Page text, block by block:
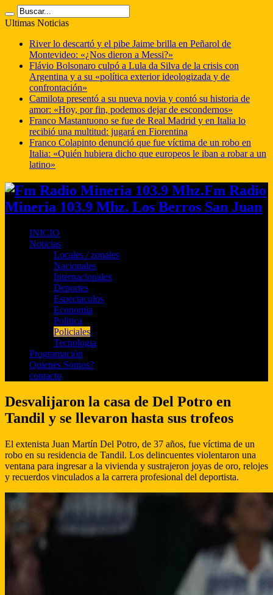
Ultimas Noticias
River lo descartó y el pibe Jaime brilla en Peñarol de
Montevideo: «¿Nos dieron a Messi?»
Flávio Bolsonaro culpó a Lula da Silva de la crisis con
Argentina y a su «política exterior ideologizada y de
confrontación»
Camilota presentó a su nueva novia y contó su historia de
amor: «Hoy, por fin, podemos dejar de escondernos»
Franco Mastantuono se fue de Real Madrid y en Italia lo
recibió una multitud: jugará en Fiorentina
Franco Colapinto denunció que fue víctima de un robo en
Italia: «Quién hubiera dicho que europeos le iban a robar a un
latino»
Fm Radio
Mineria 103.9 Mhz. Los Berros San Juan
INICIO
Noticias
Locales / zonales
Nacionales
Internacionales
Deportes
Espectaculos
Economia
Politica
Policiales
Tecnologia
Programación
Quienes Somos?
contacto
Desvalijaron la casa de Del Potro en
Tandil y se llevaron hasta sus trofeos
El extenista Juan Martín Del Potro, de 37 años, fue víctima de un
robo en su residencia de Tandil. Los delincuentes violentaron una
ventana para ingresar a la vivienda y sustrajeron joyas de oro, relojes
y recuerdos vinculados a la carrera profesional del deportista.